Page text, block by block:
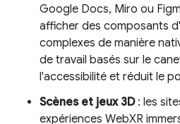
Google Docs, Miro ou
afficher des composants
complexes de manière
de travail basés sur le
l'accessibilité et réduit le
Scènes et jeux 3D: les
expériences WebXR